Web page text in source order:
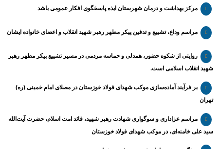
مرکز بهداشت و درمان شهرستان ایذه پاسخگوی افکار عمومی باشد
مراسم وداع، تشییع و تدفین پیکر مطهر رهبر شهید انقلاب و اعضای خانواده ایشان
روایتی از شکوه حضور، همدلی و حماسه مردمی در مسیر تشییع پیکر مطهر رهبر
شهید انقلاب اسلامی است.
بر فرآیند آماده‌سازی موکب شهدای فولاد خوزستان در مصلای امام خمینی (ره)
تهران
مراسم عزاداری و سوگواری شهادت رهبر شهید، قائد امت اسلام، حضرت آیت‌الله
سید علی خامنه‌ای، در موکب شهدای فولاد خوزستان